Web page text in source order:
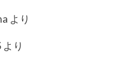
より
より